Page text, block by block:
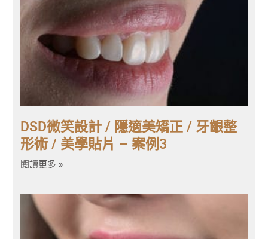
DSD微笑設計 / 隱適美矯正 / 牙齦整
形術 / 美學貼片 – 案例3
閱讀更多 »